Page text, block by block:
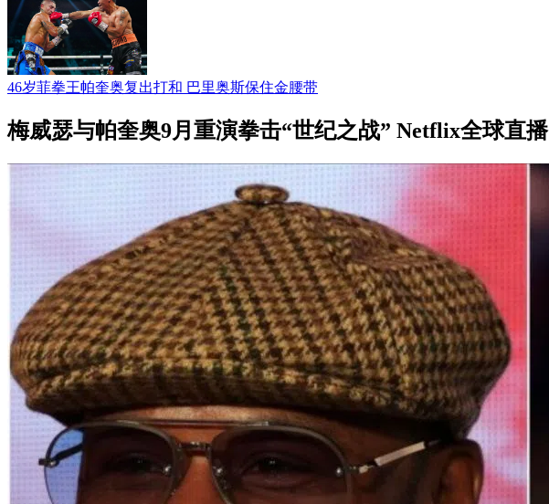
46岁菲拳王帕奎奥复出打和 巴里奥斯保住金腰带
梅威瑟与帕奎奥9月重演拳击“世纪之战” Netflix全球直播